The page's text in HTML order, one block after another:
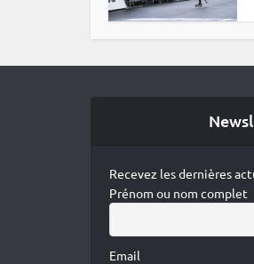
Recevez les dernières
Prénom ou nom complet
Email